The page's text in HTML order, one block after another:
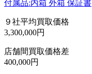
付属品:内箱 外箱 保証書
９社平均買取価格
3,300,000円
店舗間買取価格差
400,000円